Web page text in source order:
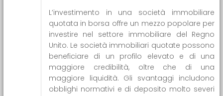
L’investimento in una società immobiliare
quotata in borsa offre un mezzo popolare per
investire nel settore immobiliare del Regno
Unito. Le società immobiliari quotate possono
beneficiare di un profilo elevato e di una
maggiore credibilità, oltre che di una
maggiore liquidità. Gli svantaggi includono
obblighi normativi e di deposito molto severi